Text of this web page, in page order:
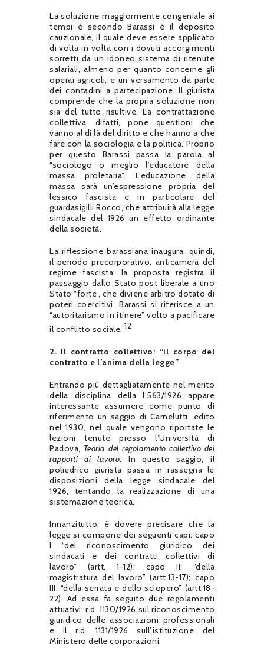
La soluzione maggiormente congeniale ai
tempi è secondo Barassi è il deposito
cauzionale, il quale deve essere applicato
di volta in volta con i dovuti accorgimenti
sorretti da un idoneo sistema di ritenute
salariali, almeno per quanto concerne gli
operai agricoli, e un versamento da parte
dei contadini a partecipazione. Il giurista
comprende che la propria soluzione non
sia del tutto risultive. La contrattazione
collettiva, difatti, pone questioni che
vanno al di là del diritto e che hanno a che
fare con la sociologia e la politica. Proprio
per questo Barassi passa la parola al
“sociologo o meglio l’educatore della
massa proletaria”. L’educazione della
massa sarà un’espressione propria del
lessico fascista e in particolare del
guardasigilli Rocco, che attribuirà alla legge
sindacale del 1926 un effetto ordinante
della società.
La riflessione barassiana inaugura, quindi,
il periodo precorporativo, anticamera del
regime fascista: la proposta registra il
passaggio dallo Stato post liberale a uno
Stato “forte”, che diviene arbitro dotato di
poteri coercitivi. Barassi si riferisce a un
“autoritarismo in itinere” volto a pacificare
il conflitto sociale. 12
2. Il contratto collettivo: “il corpo del
contratto e l’anima della legge”
Entrando più dettagliatamente nel merito
della disciplina della l.563/1926 appare
interessante assumere come punto di
riferimento un saggio di Carnelutti, edito
nel 1930, nel quale vengono riportate le
lezioni tenute presso l’Università di
Padova, Teoria del regolamento collettivo dei
rapporti di lavoro. In questo saggio, il
poliedrico giurista passa in rassegna le
disposizioni della legge sindacale del
1926, tentando la realizzazione di una
sistemazione teorica.
Innanzitutto, è dovere precisare che la
legge si compone dei seguenti capi: capo
I “del riconoscimento giuridico dei
sindacati e dei contratti collettivi di
lavoro” (artt. 1-12); capo II: “della
magistratura del lavoro” (artt.13-17); capo
III: “della serrata e dello sciopero” (artt.18-
22). Ad essa fa seguito due regolamenti
attuativi: r.d. 1130/1926 sul riconoscimento
giuridico delle associazioni professionali
e il r.d. 1131/1926 sull’istituzione del
Ministero delle corporazioni.